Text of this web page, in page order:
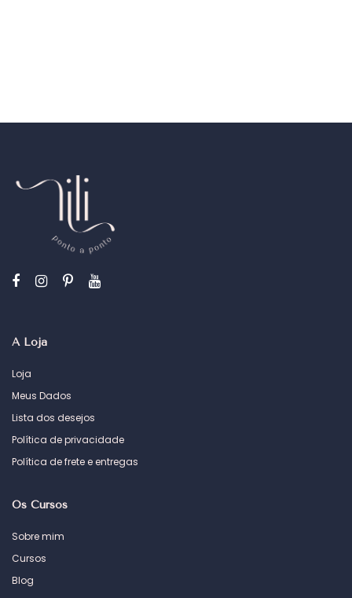
A Loja
Loja
Meus Dados
Lista dos desejos
Política de privacidade
Política de frete e entregas
Os Cursos
Sobre mim
Cursos
Blog